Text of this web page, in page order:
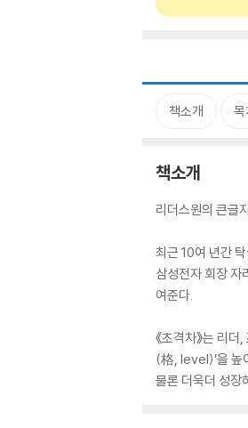
책소개
책소개
리더스원의 큰글
최근 10여 년간
삼성전자 회장 자
여준다.
《초격차》는 리
(格, level)’을 높
물론 더욱더 성장